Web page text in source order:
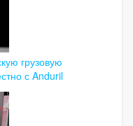
грузовую
с Anduril